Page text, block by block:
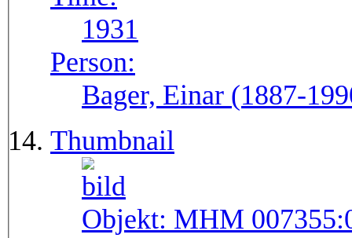
1931
Person:
Bager, Einar (1887-
Thumbnail
Objekt: MHM